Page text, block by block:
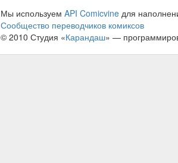
Мы используем API Comicvine для
Сообщество переводчиков комиксов
© 2010 Студия «Карандаш» —